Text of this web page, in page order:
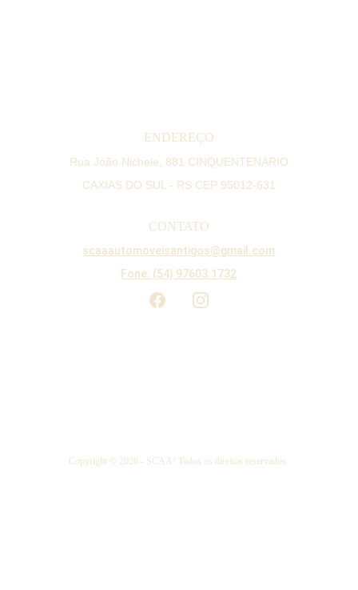
ENDEREÇO
Rua João Nichele, 881 CINQUENTENÁRIO
CAXIAS DO SUL - RS CEP 95012-631
CONTATO
scaaautomoveisantigos@gmail.com
Fone: (54) 97603.1732
Copyright © 2026 - SCAA! Todos os direitos reservados.